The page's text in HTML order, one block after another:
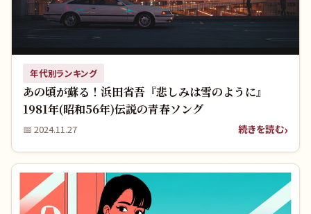
年代別ランキング
あの頃が蘇る！浜田省吾『悲しみは雪のように』
1981年(昭和56年)伝説の青春ソング
📅 2024.11.27 続きを読む